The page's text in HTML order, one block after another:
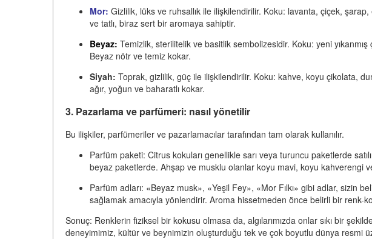
Mor: Gizlilik, lüks ve ruhsallık ile ilişkilendirilir. Koku: lavanta, çiçek,
ve tatlı, biraz sert bir aromaya sahiptir.
Beyaz: Temizlik, sterilitelik ve basitlik sembolizesidir. Koku: yeni
Beyaz nötr ve temiz kokar.
Siyah: Toprak, gizlilik, güç ile ilişkilendirilir. Koku: kahve, koyu çikolata,
ağır, yoğun ve baharatlı kokar.
3. Pazarlama ve parfümeri: nasıl yönetilir
Bu ilişkiler, parfümeriler ve pazarlamacılar tarafından tam olarak kullanılır.
Parfüm paketi: Citrus kokuları genellikle sarı veya turuncu paketlerde
beyaz paketlerde. Ahşap ve musklu olanlar koyu mavi, koyu kahverengi
Parfüm adları: «Beyaz musk», «Yeşil Fey», «Mor Fılkı» gibi adlar, sizin
sağlamak amacıyla yönlendirir. Aroma hissetmeden önce belirli bir renk-
Sonuç: Renklerin fiziksel bir kokusu olmasa da, algılarımızda onlar sıkı bir
deneyimimiz, kültür ve beynimizin oluşturduğu tek ve çok boyutlu dünya resmi